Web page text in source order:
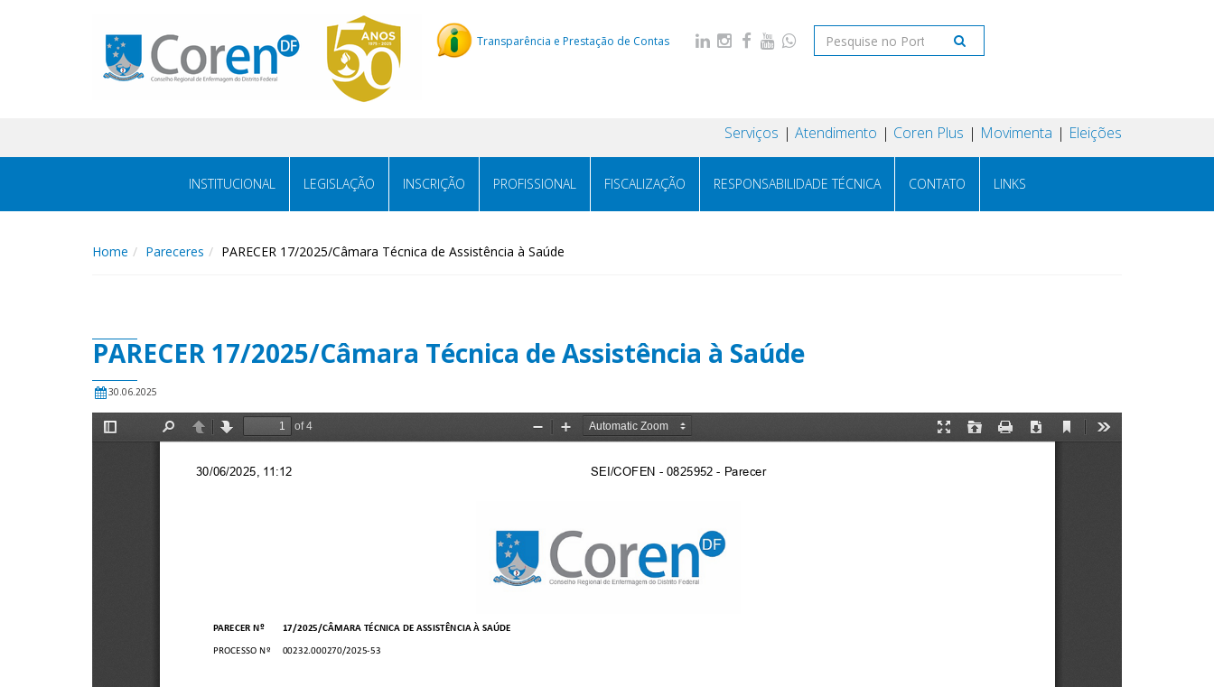
Transparência e Prestação de Contas
Serviços Atendimento Coren Plus Movimenta Eleições
INSTITUCIONAL LEGISLAÇÃO INSCRIÇÃO PROFISSIONAL FISCALIZAÇÃO RESPONSABILIDADE TÉCNICA CONTATO LINKS
Home Pareceres PARECER 17/2025/Câmara Técnica de Assistência à Saúde
PARECER 17/2025/Câmara Técnica de Assistência à Saúde
30.06.2025